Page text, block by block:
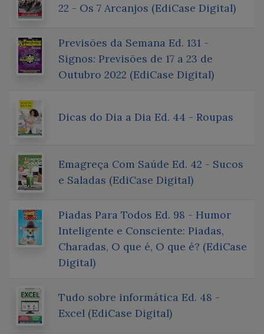
22 - Os 7 Arcanjos (EdiCase Digital)
Previsões da Semana Ed. 131 -
Signos: Previsões de 17 a 23 de
Outubro 2022 (EdiCase Digital)
Dicas do Dia a Dia Ed. 44 - Roupas
Emagreça Com Saúde Ed. 42 - Sucos
e Saladas (EdiCase Digital)
Piadas Para Todos Ed. 98 - Humor
Inteligente e Consciente: Piadas,
Charadas, O que é, O que é? (EdiCase
Digital)
Tudo sobre informática Ed. 48 -
Excel (EdiCase Digital)